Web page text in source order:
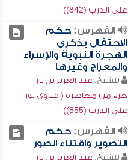
على الدرب (842))
الفهرس:حكم
الاحتفال بذكرى
الهجرة النبوية والإسراء
والمعراج وغيرها
للشيخ: عبد العزيز بن باز
جزء من محاضرة ( فتاوى نور
على الدرب (855))
الفهرس:حكم
التصوير واقتناء الصور
للشيخ: عبد العزيز بن باز